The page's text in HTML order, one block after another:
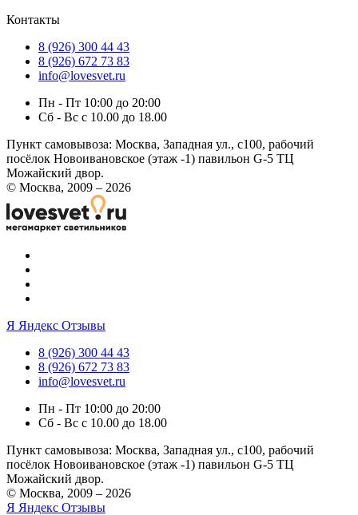
Контакты
8 (926) 300 44 43
8 (926) 672 73 83
info@lovesvet.ru
Пн - Пт 10:00 до 20:00
Сб - Вс с 10.00 до 18.00
Пункт самовывоза: Москва, Западная ул., с100, рабочий
посёлок Новоивановское (этаж -1) павильон G-5 ТЦ
Можайский двор.
© Москва, 2009 – 2026
Я Яндекс Отзывы
8 (926) 300 44 43
8 (926) 672 73 83
info@lovesvet.ru
Пн - Пт 10:00 до 20:00
Сб - Вс с 10.00 до 18.00
Пункт самовывоза: Москва, Западная ул., с100, рабочий
посёлок Новоивановское (этаж -1) павильон G-5 ТЦ
Можайский двор.
© Москва, 2009 – 2026
Я Яндекс Отзывы